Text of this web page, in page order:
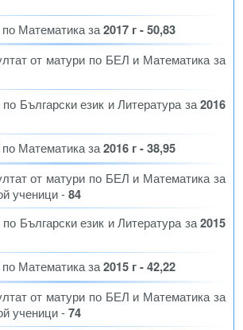
Математика за2017 г - 50,83
от матури по БЕЛ и Математика за
Български език и Литература за2016
Математика за2016 г - 38,95
от матури по БЕЛ и Математика за
ученици -84
Български език и Литература за2015
Математика за2015 г - 42,22
от матури по БЕЛ и Математика за
ученици -74